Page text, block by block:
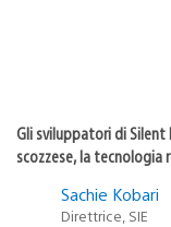
Gli sviluppatori di Silent
scozzese, la
Sachie Kobari
Direttrice, SIE